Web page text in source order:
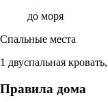
до моря
Спальные места
1 двуспальная
Правила дома